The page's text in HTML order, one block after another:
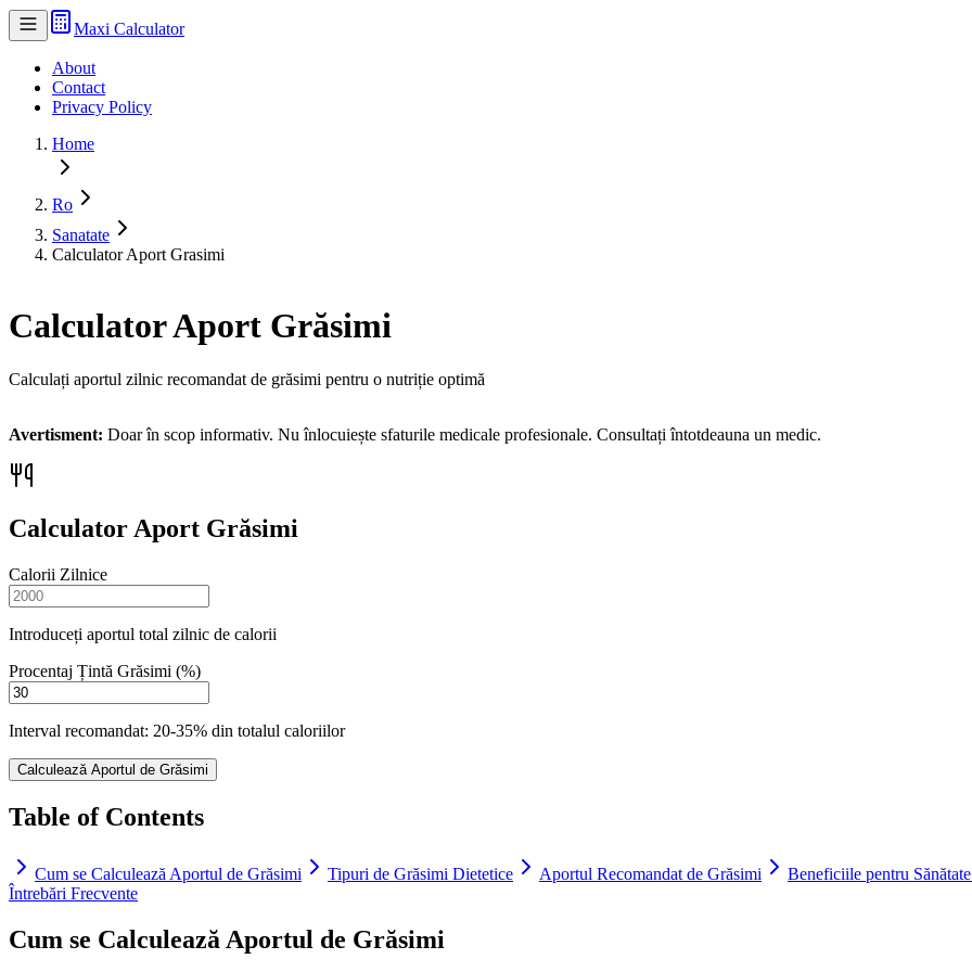
Maxi Calculator
About
Contact
Privacy Policy
Home
Ro
Sanatate
Calculator Aport Grasimi
Calculator Aport Grăsimi
Calculați aportul zilnic recomandat de grăsimi pentru o nutriție optimă
Avertisment: Doar în scop informativ. Nu înlocuiește sfaturile medicale profesionale. Consultați întotdeauna un medic.
Calculator Aport Grăsimi
Calorii Zilnice
Introduceți aportul total zilnic de calorii
Procentaj Țintă Grăsimi (%)
Interval recomandat: 20-35% din totalul caloriilor
Calculează Aportul de Grăsimi
Table of Contents
Cum se Calculează Aportul de Grăsimi Tipuri de Grăsimi Dietetice Aportul Recomandat de Grăsimi Beneficiile pentru
Întrebări Frecvente
Cum se Calculează Aportul de Grăsimi